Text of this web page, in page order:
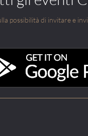
possibilità di invitare e